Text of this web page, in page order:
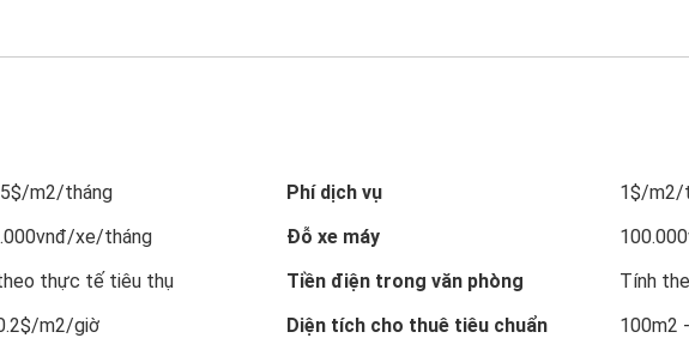
m2/tháng Phí dịch vụ
1$/m2/
xe/tháng
Đỗ xe máy
thực tế tiêu thụ
Tiền điện trong văn phòng
Tính
m2/giờ
Diện tích cho thuê tiêu chuẩn 100m2